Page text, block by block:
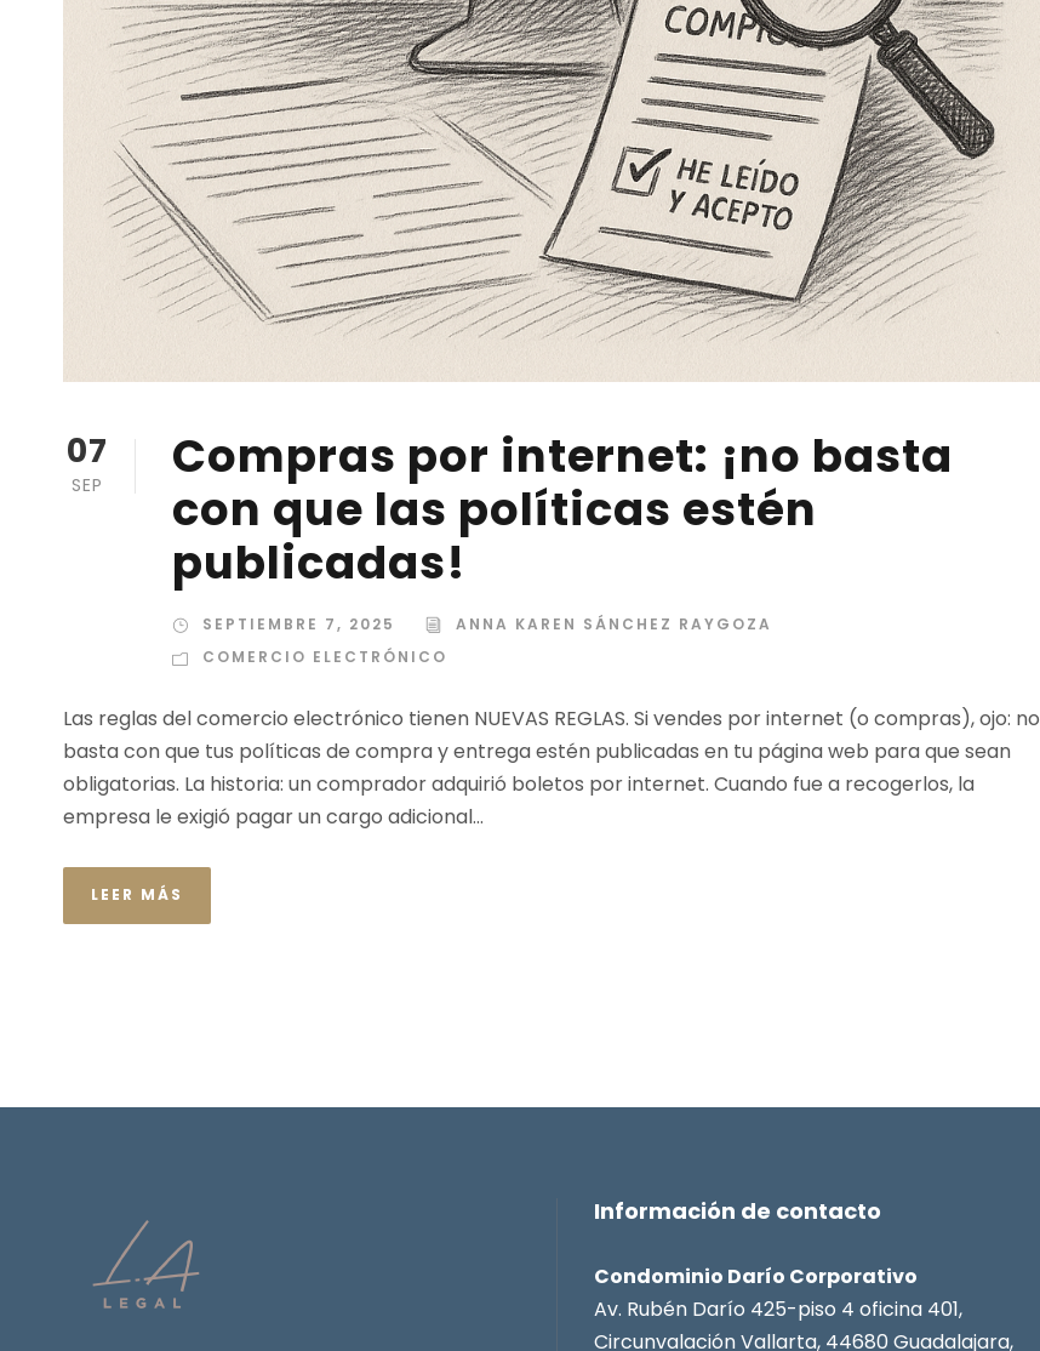
07
SEP
Compras por internet: ¡no basta
con que las políticas estén
publicadas!
SEPTIEMBRE 7, 2025
ANNA KAREN SÁNCHEZ RAYGOZA
COMERCIO ELECTRÓNICO
Las reglas del comercio electrónico tienen NUEVAS REGLAS. Si vendes por internet (o compras), ojo: no
basta con que tus políticas de compra y entrega estén publicadas en tu página web para que sean
obligatorias. La historia: un comprador adquirió boletos por internet. Cuando fue a recogerlos, la
empresa le exigió pagar un cargo adicional...
LEER MÁS
Información de contacto
Condominio Darío Corporativo
Av. Rubén Darío 425-piso 4 oficina 401,
Circunvalación Vallarta, 44680 Guadalajara,